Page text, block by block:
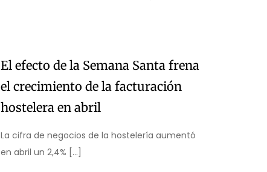
El efecto de la Semana Santa frena
el crecimiento de la facturación
hostelera en abril
La cifra de negocios de la hostelería aumentó
en abril un 2,4% […]